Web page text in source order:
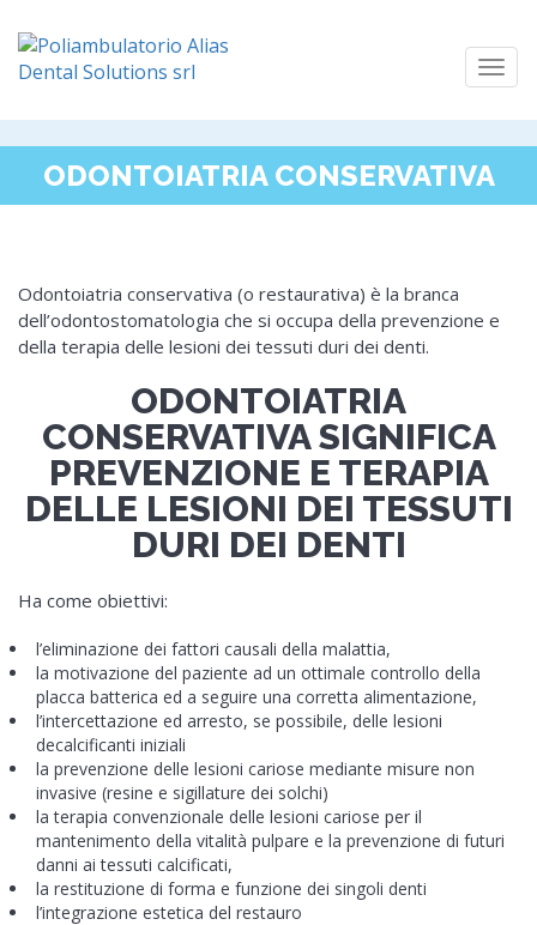
ODONTOIATRIA CONSERVATIVA
Odontoiatria conservativa (o restaurativa) è la branca
dell’odontostomatologia che si occupa della prevenzione e
della terapia delle lesioni dei tessuti duri dei denti.
ODONTOIATRIA
CONSERVATIVA SIGNIFICA
PREVENZIONE E TERAPIA
DELLE LESIONI DEI TESSUTI
DURI DEI DENTI
Ha come obiettivi:
l’eliminazione dei fattori causali della malattia,
la motivazione del paziente ad un ottimale controllo della
placca batterica ed a seguire una corretta alimentazione,
l’intercettazione ed arresto, se possibile, delle lesioni
decalcificanti iniziali
la prevenzione delle lesioni cariose mediante misure non
invasive (resine e sigillature dei solchi)
la terapia convenzionale delle lesioni cariose per il
mantenimento della vitalità pulpare e la prevenzione di futuri
danni ai tessuti calcificati,
la restituzione di forma e funzione dei singoli denti
l’integrazione estetica del restauro